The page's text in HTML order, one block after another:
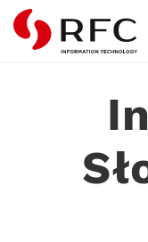
RFC